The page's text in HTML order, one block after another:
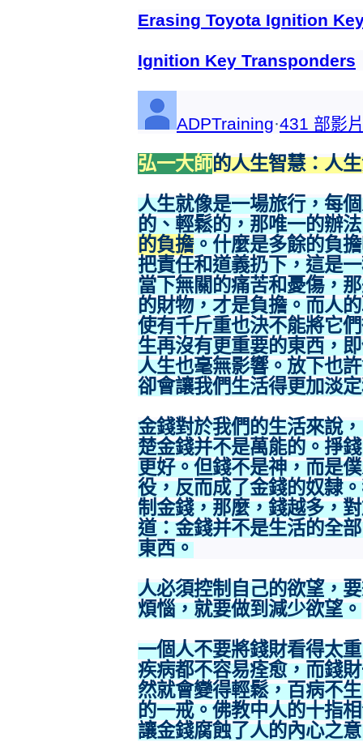
Erasing Toyota Ignition
Ignition Key Transponders
ADPTraining·431 部影
弘一大師的人生智慧：人
人生就像是一場旅行，每
的、輕鬆的，那唯一的辦
的負擔。什麼是多餘的負
把責任和道義扔下，這是
當下無關的痛苦和憂傷，
的財物，才是負擔。而人
使有千斤重也決不能將它
生再沒有更重要的東西，
人生也毫無影響。放下也
卻會讓我們生活得更加淡
金錢對於我們的生活來說
楚金錢并不是萬能的。掙
更好。但錢不是神，而是
役，反而成了金錢的奴隸
制金錢，那麼，錢越多，
道：金錢并不是生活的全
東西。
人必須控制自己的欲望，
煩惱，就要做到減少欲望。
一個人不要將錢財看得太
疾病都不容易痊愈，而錢
然就會變得輕鬆，百病不
的一戒。佛教中人的十指
讓金錢腐蝕了人的內心之